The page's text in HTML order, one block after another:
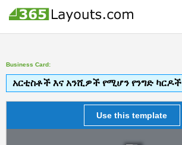
Business Card:
አርቲስቶች እና አንሺዎች የሚሆን የንግድ ካርዶች
Use this template